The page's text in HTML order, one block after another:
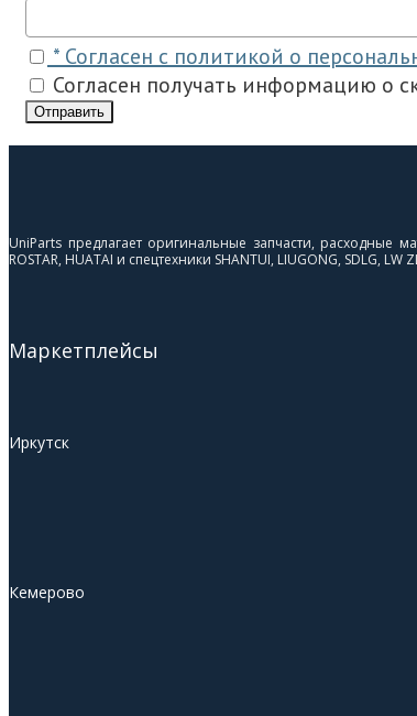
* Согласен с политикой о
Согласен получать информацию о
Отправить
UniParts предлагает оригинальные запчасти, расходные
ROSTAR, HUATAI и спецтехники SHANTUI, LIUGONG, SDLG,
Маркетплейсы
Иркутск
Кемерово